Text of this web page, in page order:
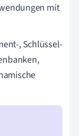
mit
, Schlüssel-